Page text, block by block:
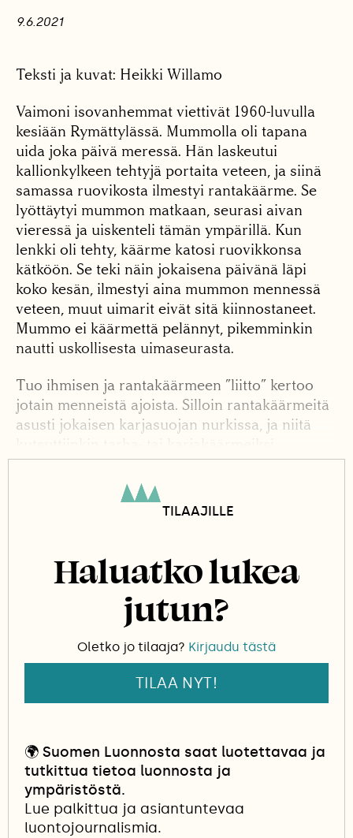
9.6.2021
Teksti ja kuvat: Heikki Willamo
Vaimoni isovanhemmat viettivät 1960-luvulla
kesiään Rymättylässä. Mummolla oli tapana
uida joka päivä meressä. Hän laskeutui
kallionkylkeen tehtyjä portaita veteen, ja siinä
samassa ruovikosta ilmestyi rantakäärme. Se
lyöttäytyi mummon matkaan, seurasi aivan
vieressä ja uiskenteli tämän ympärillä. Kun
lenkki oli tehty, käärme katosi ruovikkonsa
kätköön. Se teki näin jokaisena päivänä läpi
koko kesän, ilmestyi aina mummon mennessä
veteen, muut uimarit eivät sitä kiinnostaneet.
Mummo ei käärmettä pelännyt, pikemminkin
nautti uskollisesta uimaseurasta.
Tuo ihmisen ja rantakäärmeen ”liitto” kertoo
jotain menneistä ajoista. Silloin rantakäärmeitä
asusti jokaisen karjasuojan nurkissa, ja niitä
Seinustojen lantakasat kiinnostivat käärmeitä.
Ne olivat mainioita lisääntymispaikkoja, joiden
kätköön munitut munat hautuivat
lämmössä. Yhdessä kasassa saattoi olla jopa
parinkymmenen naaraan munat.
TILAAJILLE
Haluatko lukea
jutun?
Oletko jo tilaaja? Kirjaudu tästä
TILAA NYT!
🌍 Suomen Luonnosta saat luotettavaa ja
tutkittua tietoa luonnosta ja
ympäristöstä.
Lue palkittua ja asiantuntevaa
luontojournalismia.